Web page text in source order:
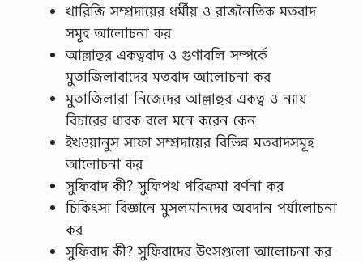
খারিজি সম্প্রদায়ের ধর্মীয় ও রাজনৈতিক মতবাদ
সমূহ আলোচনা কর
আল্লাহুর একত্ববাদ ও গুণাবলি সম্পর্কে
মুতাজিলাবাদের মতবাদ আলোচনা কর
মুতাজিলারা নিজেদের আল্লাহুর একত্ব ও ন্যায়
বিচারের ধারক বলে মনে করেন কেন
ইখওয়ানুস সাফা সম্প্রদায়ের বিভিন্ন মতবাদসমূহ
আলোচনা কর
সুফিবাদ কী? সুফিপথ পরিক্রমা বর্ণনা কর
চিকিৎসা বিজ্ঞানে মুসলমানদের অবদান পর্যালোচনা
কর
সুফিবাদ কী? সুফিবাদের উৎসগুলো আলোচনা কর